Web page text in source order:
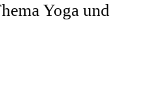
Yoga und